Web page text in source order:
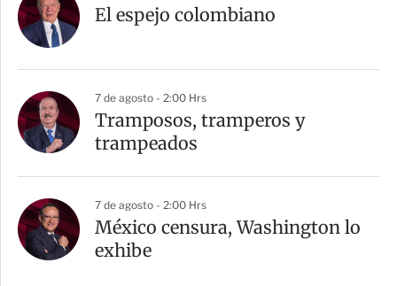
El espejo colombiano
7 de agosto - 2:00 Hrs
Tramposos, tramperos y
trampeados
7 de agosto - 2:00 Hrs
México censura, Washington lo
exhibe